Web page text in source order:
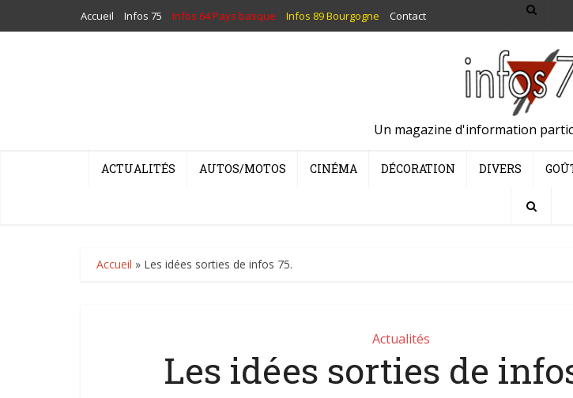
Accueil Infos 75 Infos 64 Pays basque Infos 89 Bourgogne Contact
Un magazine d'information
ACTUALITÉS AUTOS/MOTOS CINÉMA DÉCORATION DIVERS
Accueil » Les idées sorties de infos 75.
Actualités
Les idées sorties de